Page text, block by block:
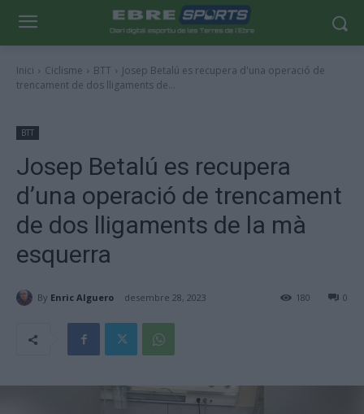
Inici Ciclisme BTT
Josep Betalú es recupera d'una operació de
trencament de dos lligaments de...
BTT
Josep Betalú es recupera
d’una operació de trencament
de dos lligaments de la mà
esquerra
By Enric Alguero desembre 28, 2023 0
180